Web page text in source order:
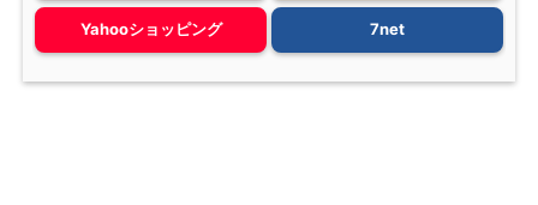
Yahooショッピング 7net